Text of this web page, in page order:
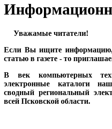
Уважамые читатели!
Если Вы ищите информацию,
статью в газете - то
В век компьютерных
электронные каталоги
сводный региональный
всей Псковской области.